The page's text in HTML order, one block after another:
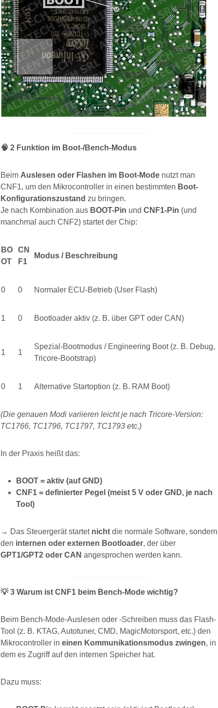
🧠 2️ Funktion im Boot-/Bench-Modus
Beim Auslesen oder Flashen im Boot-Mode nutzt man
CNF1, um den Mikrocontroller in einen bestimmten Boot-
Konfigurationszustand zu bringen.
Je nach Kombination aus BOOT-Pin und CNF1-Pin (und
manchmal auch CNF2) startet der Chip:
BO
OT
CN
F1
Modus / Beschreibung
0 0 Normaler ECU-Betrieb (User Flash)
1 0 Bootloader aktiv (z. B. über GPT oder CAN)
1 1
Spezial-Bootmodus / Engineering Boot (z. B. Debug,
Tricore-Bootstrap)
0 1 Alternative Startoption (z. B. RAM Boot)
(Die genauen Modi variieren leicht je nach Tricore-Version:
TC1766, TC1796, TC1797, TC1793 etc.)
In der Praxis heißt das:
BOOT = aktiv (auf GND)
CNF1 = definierter Pegel (meist 5 V oder GND, je nach
Tool)
→ Das Steuergerät startet nicht die normale Software, sondern
den internen oder externen Bootloader, der über
GPT1/GPT2 oder CAN angesprochen werden kann.
💡3️ Warum ist CNF1 beim Bench-Mode wichtig?
Beim Bench-Mode-Auslesen oder -Schreiben muss das Flash-
Tool (z. B. KTAG, Autotuner, CMD, MagicMotorsport, etc.) den
Mikrocontroller in einen Kommunikationsmodus zwingen, in
dem es Zugriff auf den internen Speicher hat.
Dazu muss: